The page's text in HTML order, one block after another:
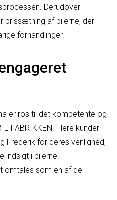
Derudover
prissætning af bilerne, der
forhandlinger.
er ros til det kompetente og
FABRIKKEN. Flere kunder
for deres venlighed,
indsigt i bilerne.
omtales som en af de